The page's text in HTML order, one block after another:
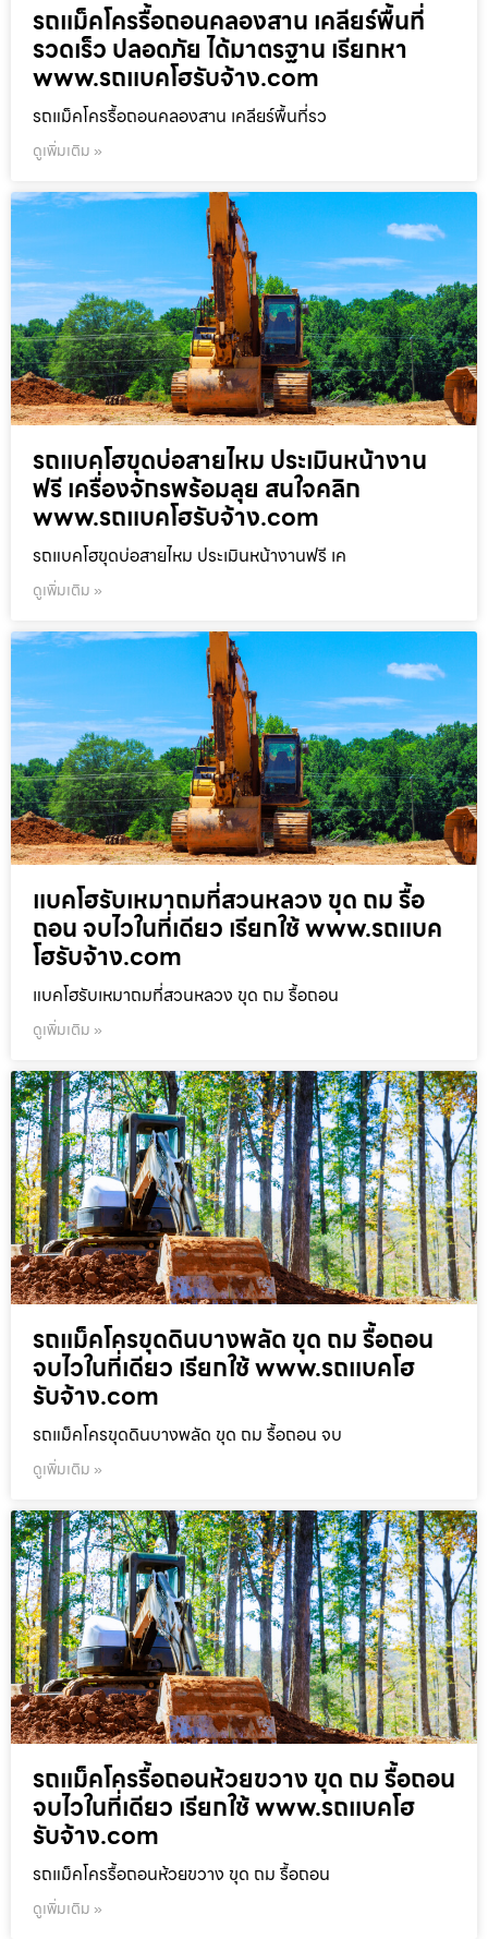
รถแม็คโครรื้อถอนคลองสาน เคลียร์พื้นที่
รวดเร็ว ปลอดภัย ได้มาตรฐาน เรียกหา
www.รถแบคโฮรับจ้าง.com
รถแม็คโครรื้อถอนคลองสาน เคลียร์พื้นที่รว
ดูเพิ่มเติม »
รถแบคโฮขุดบ่อสายไหม ประเมินหน้างาน
ฟรี เครื่องจักรพร้อมลุย สนใจคลิก
www.รถแบคโฮรับจ้าง.com
รถแบคโฮขุดบ่อสายไหม ประเมินหน้างานฟรี เค
ดูเพิ่มเติม »
แบคโฮรับเหมาถมที่สวนหลวง ขุด ถม รื้อ
ถอน จบไวในที่เดียว เรียกใช้ www.รถแบค
โฮรับจ้าง.com
แบคโฮรับเหมาถมที่สวนหลวง ขุด ถม รื้อถอน
ดูเพิ่มเติม »
รถแม็คโครขุดดินบางพลัด ขุด ถม รื้อถอน
จบไวในที่เดียว เรียกใช้ www.รถแบคโฮ
รับจ้าง.com
รถแม็คโครขุดดินบางพลัด ขุด ถม รื้อถอน จบ
ดูเพิ่มเติม »
รถแม็คโครรื้อถอนห้วยขวาง ขุด ถม รื้อถอน
จบไวในที่เดียว เรียกใช้ www.รถแบคโฮ
รับจ้าง.com
รถแม็คโครรื้อถอนห้วยขวาง ขุด ถม รื้อถอน
ดูเพิ่มเติม »